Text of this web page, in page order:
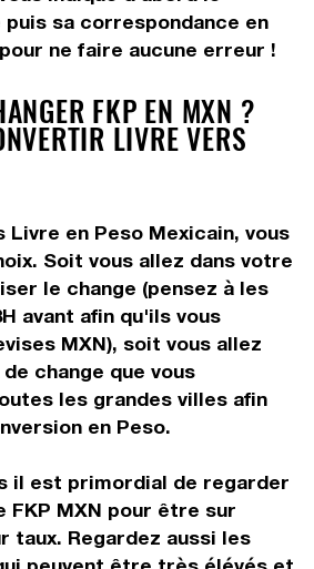
sa correspondance en
ne faire aucune erreur !
FKP EN MXN ?
LIVRE VERS
Livre en Peso Mexicain, vous
Soit vous allez dans votre
le change (pensez à les
avant afin qu'ils vous
MXN), soit vous allez
change que vous
les grandes villes afin
en Peso.
il est primordial de regarder
FKP MXN pour être sur
taux. Regardez aussi les